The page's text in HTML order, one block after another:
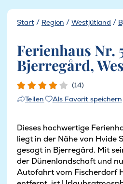
Start / Region / Westjütland /
Ferienhaus Nr.
Bjerregård,
(14)
Teilen
Als Favorit speichern
Dieses hochwertige
liegt in der Nähe von Hvide
gesagt in Bjerregård. Mit
der Dünenlandschaft und
Autofahrt vom Fischerdorf